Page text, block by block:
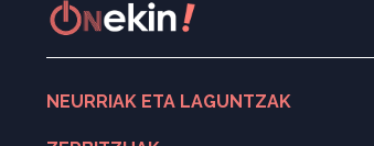
NEURRIAK ETA LAGUNTZAK